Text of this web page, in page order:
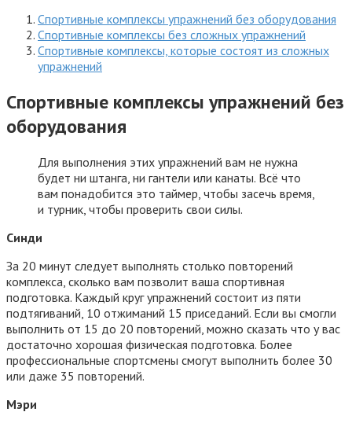
Спортивные комплексы упражнений без оборудования
Спортивные комплексы без сложных упражнений
Спортивные комплексы, которые состоят из сложных
упражнений
Спортивные комплексы упражнений без
оборудования
Для выполнения этих упражнений вам не нужна
будет ни штанга, ни гантели или канаты. Всё что
вам понадобится это таймер, чтобы засечь время,
и турник, чтобы проверить свои силы.
Синди
За 20 минут следует выполнять столько повторений
комплекса, сколько вам позволит ваша спортивная
подготовка. Каждый круг упражнений состоит из пяти
подтягиваний, 10 отжиманий 15 приседаний. Если вы смогли
выполнить от 15 до 20 повторений, можно сказать что у вас
достаточно хорошая физическая подготовка. Более
профессиональные спортсмены смогут выполнить более 30
или даже 35 повторений.
Мэри